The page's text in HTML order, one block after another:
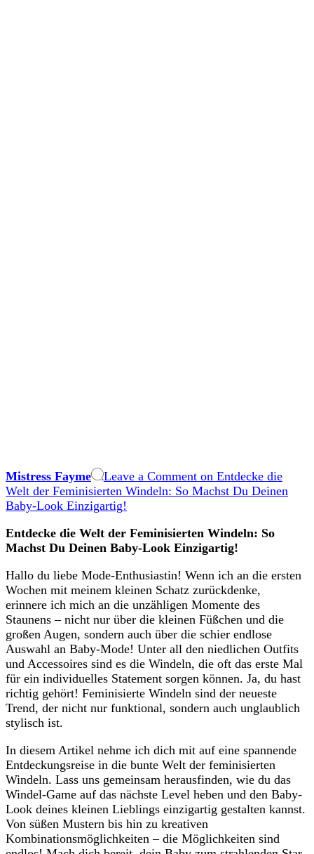
Mistress Fayme Leave a Commenton Entdecke die
Welt der Feminisierten Windeln: So Machst Du Deinen
Baby-Look Einzigartig!
Entdecke ⁤die Welt der ‌Feminisierten Windeln: So
Machst Du Deinen ​Baby-Look Einzigartig!
Hallo du liebe Mode-Enthusiastin! Wenn ⁣ich an die‍ ersten
‍Wochen mit meinem ​kleinen Schatz zurückdenke,
erinnere ⁣ich ⁤mich an die unzähligen⁢ Momente des⁢
Staunens‍ – nicht nur über die⁢ kleinen Füßchen und⁢ die
großen Augen,⁤ sondern auch über die schier⁢ endlose
Auswahl an ‍Baby-Mode!‍ Unter all den niedlichen Outfits
und Accessoires sind es die Windeln, die oft das erste Mal
für ein ‌individuelles Statement⁢ sorgen können. Ja, du hast
⁢richtig gehört! Feminisierte⁢ Windeln sind der neueste‍
Trend, der nicht ‍nur funktional, sondern auch unglaublich
stylisch ist.
In diesem Artikel nehme ich​ dich mit auf eine spannende
Entdeckungsreise in die bunte Welt ⁢der‌ feminisierten
Windeln.‌ Lass⁢ uns gemeinsam herausfinden, wie du das
Windel-Game auf das‍ nächste⁢ Level heben und den Baby-
Look deines kleinen Lieblings einzigartig gestalten⁢ kannst.
Von süßen Mustern bis hin ⁣zu kreativen
Kombinationsmöglichkeiten‌ – die Möglichkeiten sind